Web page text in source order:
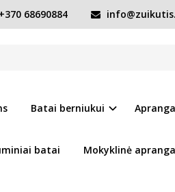
+370 68690884
Batai berniukui
batai Mokyklinė apranga
Quick dry 26-31 d. G065-61161M
DRY 26-31 D.